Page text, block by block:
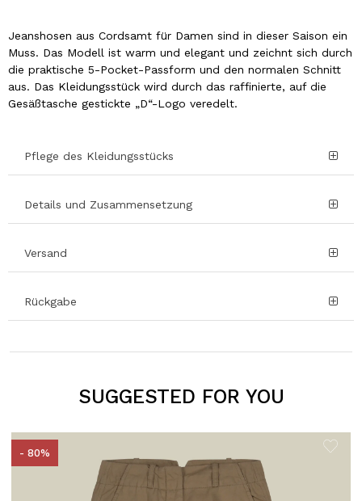
Jeanshosen aus Cordsamt für Damen sind in dieser Saison ein
Muss. Das Modell ist warm und elegant und zeichnt sich durch
die praktische 5-Pocket-Passform und den normalen Schnitt
aus. Das Kleidungsstück wird durch das raffinierte, auf die
Gesäßtasche gestickte „D“-Logo veredelt.
Pflege des Kleidungsstücks
Details und Zusammensetzung
Versand
Rückgabe
SUGGESTED FOR YOU
- 80%